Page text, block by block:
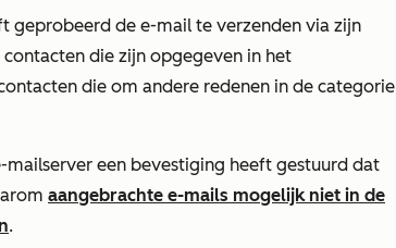
geprobeerd de e-mail te verzenden via zijn
die zijn opgegeven in het
die om andere redenen in de categorie
mailserver een bevestiging heeft gestuurd dat
aangebrachte e-mails mogelijk niet in de
.